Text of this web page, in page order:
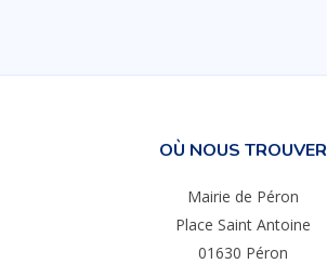
OÙ NOUS TROUVER
Mairie de Péron
Place Saint Antoine
01630 Péron